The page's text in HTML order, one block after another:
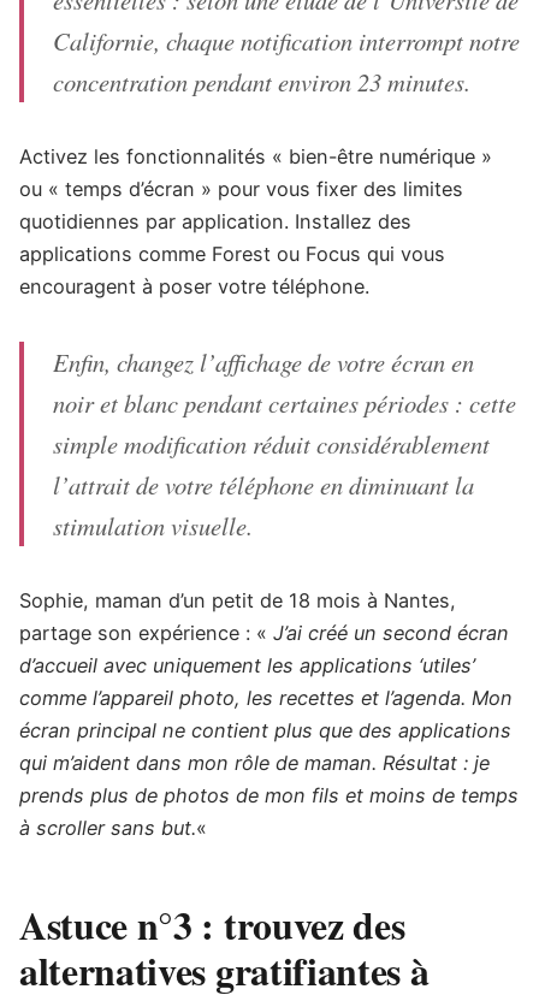
Californie, chaque notification interrompt notre
concentration pendant environ 23 minutes.
Activez les fonctionnalités « bien-être numérique »
ou « temps d’écran » pour vous fixer des limites
quotidiennes par application. Installez des
applications comme Forest ou Focus qui vous
encouragent à poser votre téléphone.
Enfin, changez l’affichage de votre écran en
noir et blanc pendant certaines périodes : cette
simple modification réduit considérablement
l’attrait de votre téléphone en diminuant la
stimulation visuelle.
Sophie, maman d’un petit de 18 mois à Nantes,
partage son expérience : « J’ai créé un second écran
d’accueil avec uniquement les applications ‘utiles’
comme l’appareil photo, les recettes et l’agenda. Mon
écran principal ne contient plus que des applications
qui m’aident dans mon rôle de maman. Résultat : je
prends plus de photos de mon fils et moins de temps
à scroller sans but.«
Astuce n°3 : trouvez des
alternatives gratifiantes à